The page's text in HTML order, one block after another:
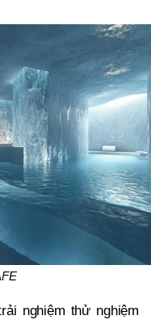
nghiệm thử nghiệm